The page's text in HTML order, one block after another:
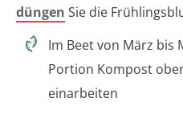
düngen Sie die
Im Beet von März bis
Portion Kompost
einarbeiten